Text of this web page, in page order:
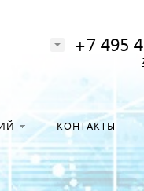
+7 495
КОНТАКТЫ